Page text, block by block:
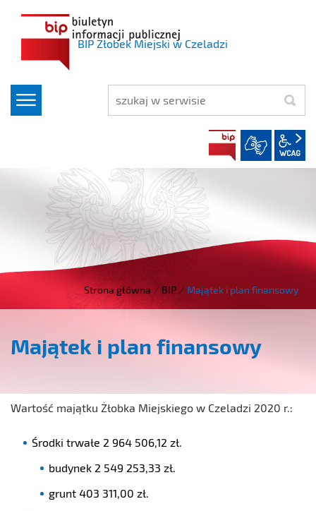
BIP Żłobek Miejski w Czeladzi
szukaj
BIP
Strona główna / BIP / Majątek i plan finansowy
Majątek i plan finansowy
Wartość majątku Żłobka Miejskiego w Czeladzi 2020 r.:
Środki trwałe 2 964 506,12 zł.
budynek 2 549 253,33 zł.
grunt 403 311,00 zł.